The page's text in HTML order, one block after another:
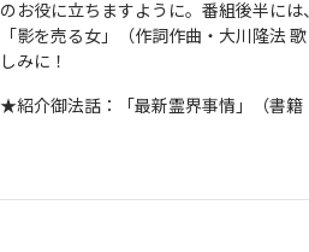
のお役に立ちますように。番組後半に
「影を売る女」（作詞作曲・大川隆法
しみに！
★紹介御法話：「最新霊界事情」（書籍